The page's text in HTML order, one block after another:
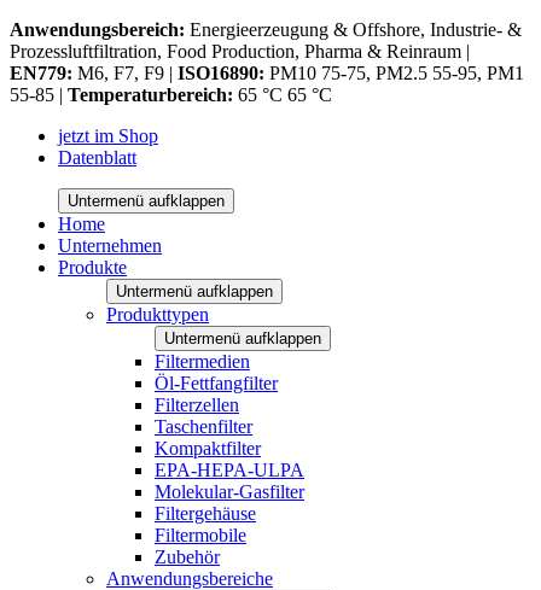
Anwendungsbereich: Energieerzeugung & Offshore, Industrie- &
Prozessluftfiltration, Food Production, Pharma & Reinraum |
EN779: M6, F7, F9 | ISO16890: PM10 75-75, PM2.5 55-95, PM1
55-85 | Temperaturbereich: 65 °C 65 °C
jetzt im Shop
Datenblatt
Untermenü aufklappen
Home
Unternehmen
Produkte
Untermenü aufklappen
Produkttypen
Untermenü aufklappen
Filtermedien
Öl-Fettfangfilter
Filterzellen
Taschenfilter
Kompaktfilter
EPA-HEPA-ULPA
Molekular-Gasfilter
Filtergehäuse
Filtermobile
Zubehör
Anwendungsbereiche